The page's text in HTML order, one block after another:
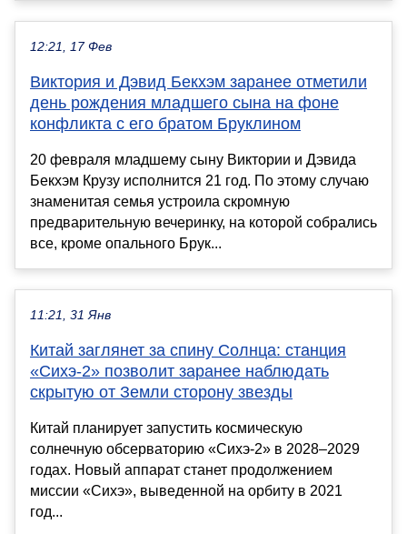
12:21, 17 Фев
Виктория и Дэвид Бекхэм заранее отметили
день рождения младшего сына на фоне
конфликта с его братом Бруклином
20 февраля младшему сыну Виктории и Дэвида
Бекхэм Крузу исполнится 21 год. По этому случаю
знаменитая семья устроила скромную
предварительную вечеринку, на которой собрались
все, кроме опального Брук...
11:21, 31 Янв
Китай заглянет за спину Солнца: станция
«Сихэ-2» позволит заранее наблюдать
скрытую от Земли сторону звезды
Китай планирует запустить космическую
солнечную обсерваторию «Сихэ-2» в 2028–2029
годах. Новый аппарат станет продолжением
миссии «Сихэ», выведенной на орбиту в 2021
год...